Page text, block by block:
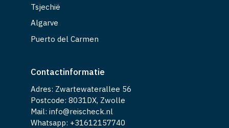
Tsjechië
Algarve
Puerto del Carmen
Contactinformatie
Adres: Zwartewaterallee 56
Postcode: 8031DX, Zwolle
Mail: info@reischeck.nl
Whatsapp: +31612157740